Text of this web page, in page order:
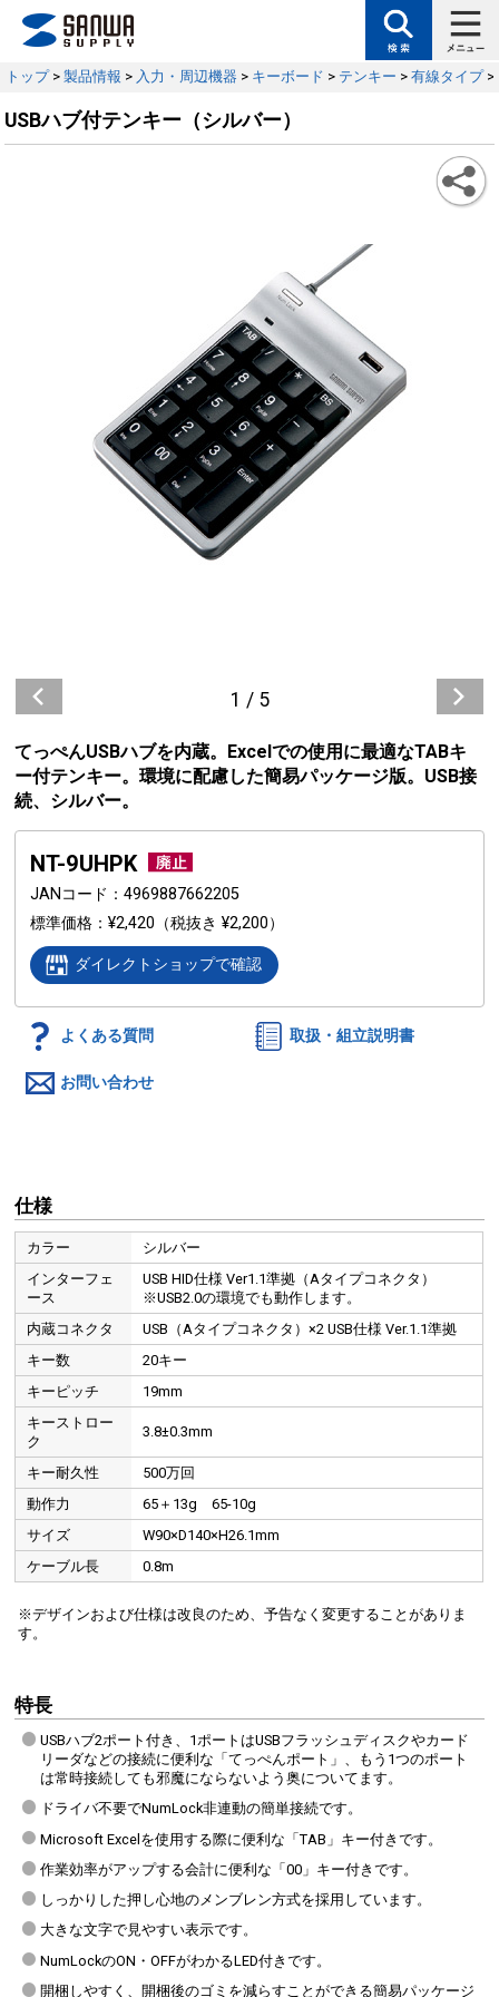
トップ> 製品情報 > 入力・周辺機器 > キーボード > テンキー > 有線タイプ>
USBハブ付テンキー（シルバー）
1 / 5
てっぺんUSBハブを内蔵。Excelでの使用に最適なTABキ
ー付テンキー。環境に配慮した簡易パッケージ版。USB接
続、シルバー。
NT-9UHPK
JANコード
4969887662205
標準価格
¥2,420 （税抜き ¥2,200）
ダイレクトショップで確認
よくある質問 取扱・組立説明書
お問い合わせ
仕様
カラー
シルバー
インターフェ
ース
USB HID仕様 Ver1.1準拠（Aタイプコネクタ）
※USB2.0の環境でも動作します。
内蔵コネクタ
USB（Aタイプコネクタ）×2 USB仕様 Ver.1.1準拠
キー数
20キー
キーピッチ
19mm
キーストロー
ク
3.8±0.3mm
キー耐久性
500万回
動作力
65＋13g 65-10g
サイズ
W90×D140×H26.1mm
ケーブル長
0.8m
※デザインおよび仕様は改良のため、予告なく変更することがありま
す。
特長
USBハブ2ポート付き、1ポートはUSBフラッシュディスクやカード
リーダなどの接続に便利な「てっぺんポート」、もう1つのポート
は常時接続しても邪魔にならないよう奥についてます。
ドライバ不要でNumLock非連動の簡単接続です。
Microsoft Excelを使用する際に便利な「TAB」キー付きです。
作業効率がアップする会計に便利な「00」キー付きです。
しっかりした押し心地のメンブレン方式を採用しています。
大きな文字で見やすい表示です。
NumLockのON・OFFがわかるLED付きです。
開梱しやすく、開梱後のゴミを減らすことができる簡易パッケージ